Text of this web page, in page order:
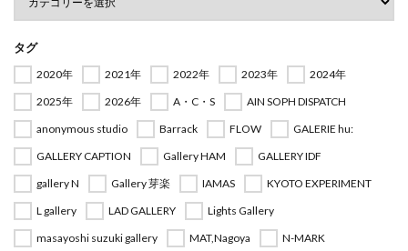
タグ
2020年 2021年 2022年 2023年
2024年
2025年
2026年 A・C・S
AIN SOPH DISPATCH
anonymous studio
Barrack FLOW
GALERIE hu:
GALLERY CAPTION
Gallery HAM
GALLERY IDF
gallery N
Gallery 芽楽 IAMAS
KYOTO EXPERIMENT
L gallery
LAD GALLERY
Lights Gallery
masayoshi suzuki gallery
MAT,Nagoya
N-MARK